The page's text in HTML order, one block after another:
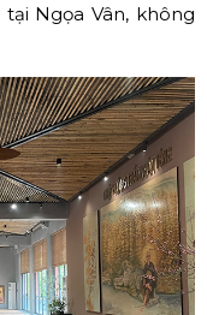
tại Ngọa Vân, không